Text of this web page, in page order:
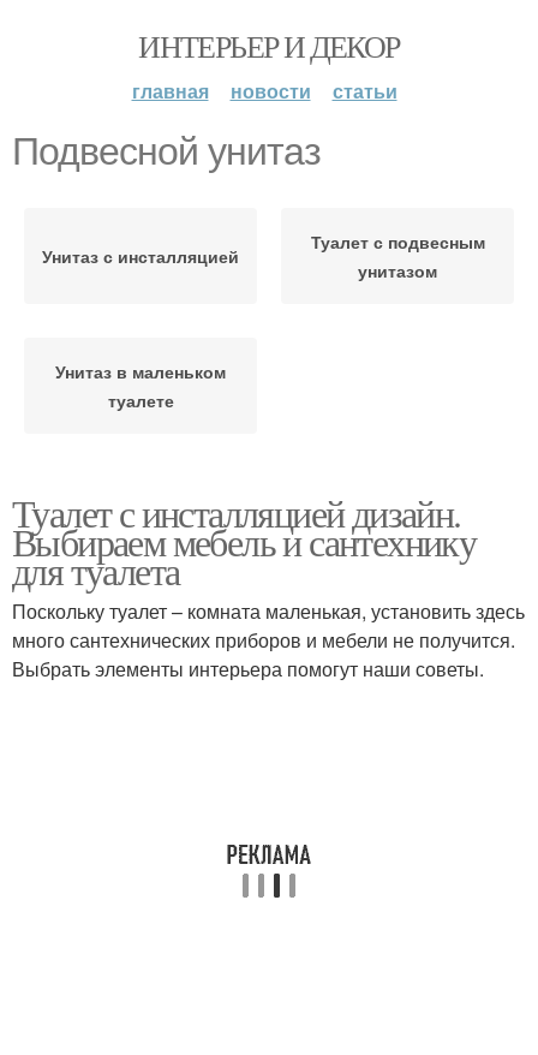
ИНТЕРЬЕР И ДЕКОР
главная новости статьи
Подвесной унитаз
Унитаз с инсталляцией
Туалет с подвесным
унитазом
Унитаз в маленьком
туалете
Туалет с инсталляцией дизайн.
Выбираем мебель и сантехнику
для туалета
Поскольку туалет – комната маленькая, установить здесь
много сантехнических приборов и мебели не получится.
Выбрать элементы интерьера помогут наши советы.